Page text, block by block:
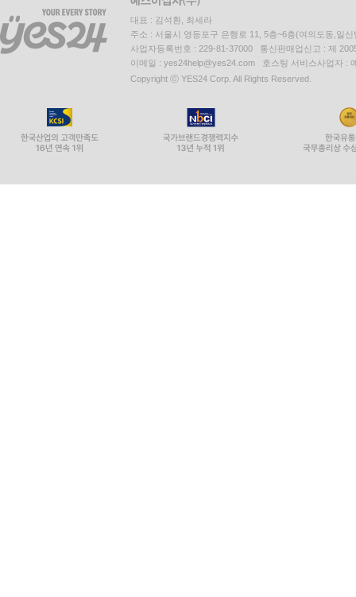
대표 : 김석환, 최세라
주소 : 서울시 영등포구 은행로 11, 5층~6층(여의도동,일신
사업자등록번호 : 229-81-37000 통신판매업신고 : 제
이메일 : yes24help@yes24.com 호스팅 서비스사업자 :
Copyright ⓒ YES24 Corp. All Rights Reserved.